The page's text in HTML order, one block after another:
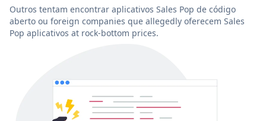
Outros tentam encontrar aplicativos Sales Pop de código
aberto ou foreign companies que allegedly oferecem Sales
Pop aplicativos at rock-bottom prices.